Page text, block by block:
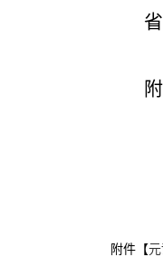
附件【